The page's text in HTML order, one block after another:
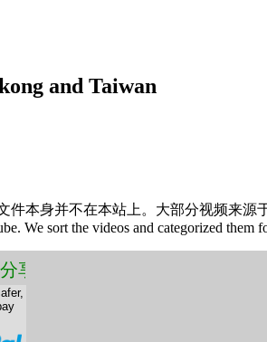
and Taiwan
本身并不在本站上。大部分视频来源
We sort the videos and categorized them
播愛看 ❤️